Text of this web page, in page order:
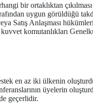
bir ortaklıktan
uygun görüldüğü
Satış Anlaşması
komutanlıkları
en az iki ülkenin
üyelerin
geçerlidir.